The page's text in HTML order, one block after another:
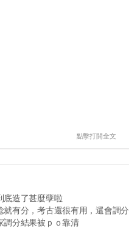
點擊打開全文
底造了甚麼孽啦
就有分，考古還很有用，還會調分
調分結果被ｐｏ靠清